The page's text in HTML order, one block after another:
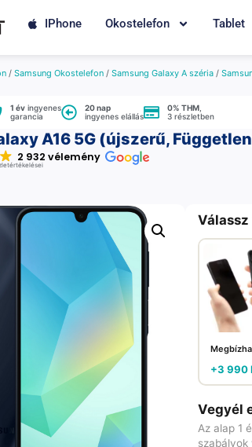
IPhone Okostelefon Tablet
/ Samsung Okostelefon / Samsung Galaxy A széria /
1 év ingyenes
garancia
20 nap
ingyenes elállás
0% THM
3 részletben
A16 5G (újszerű,
2 932 vélemény
+3 990
Vegyél
Az alap 1
szabályok